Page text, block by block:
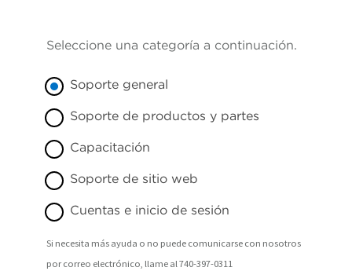
Seleccione una categoría a continuación.
Soporte general
Soporte de productos y partes
Capacitación
Soporte de sitio web
Cuentas e inicio de sesión
Si necesita más ayuda o no puede comunicarse con nosotros
por correo electrónico, llame al 740-397-0311